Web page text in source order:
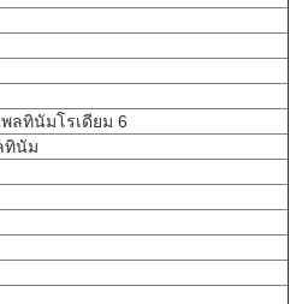
ลทินัมโรเดียม 6
ทินัม